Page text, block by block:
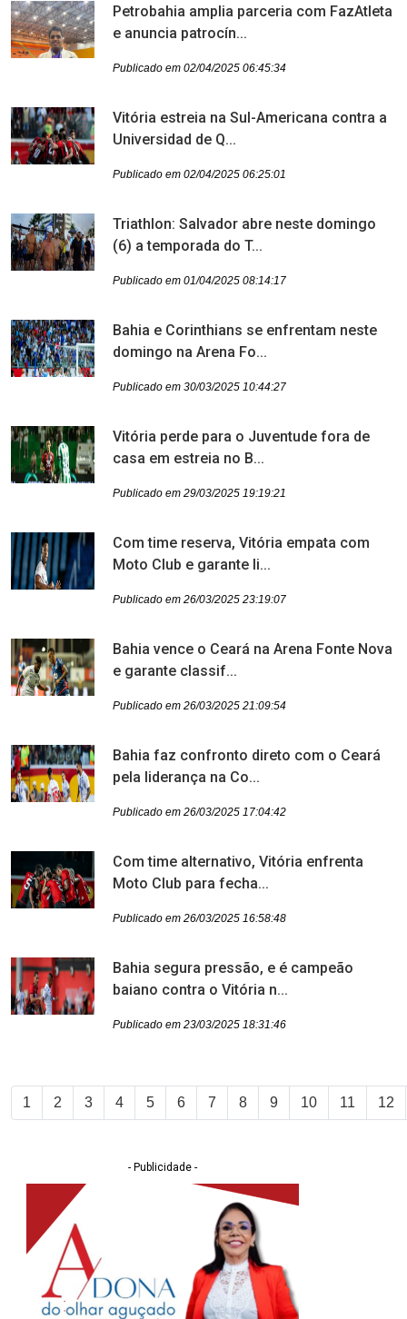
Petrobahia amplia parceria com FazAtleta
e anuncia patrocín...
Publicado em 02/04/2025 06:45:34
Vitória estreia na Sul-Americana contra a
Universidad de Q...
Publicado em 02/04/2025 06:25:01
Triathlon: Salvador abre neste domingo
(6) a temporada do T...
Publicado em 01/04/2025 08:14:17
Bahia e Corinthians se enfrentam neste
domingo na Arena Fo...
Publicado em 30/03/2025 10:44:27
Vitória perde para o Juventude fora de
casa em estreia no B...
Publicado em 29/03/2025 19:19:21
Com time reserva, Vitória empata com
Moto Club e garante li...
Publicado em 26/03/2025 23:19:07
Bahia vence o Ceará na Arena Fonte Nova
e garante classif...
Publicado em 26/03/2025 21:09:54
Bahia faz confronto direto com o Ceará
pela liderança na Co...
Publicado em 26/03/2025 17:04:42
Com time alternativo, Vitória enfrenta
Moto Club para fecha...
Publicado em 26/03/2025 16:58:48
Bahia segura pressão, e é campeão
baiano contra o Vitória n...
Publicado em 23/03/2025 18:31:46
1 2 3 4 5 6 7 8 9 10 11 12
- Publicidade -